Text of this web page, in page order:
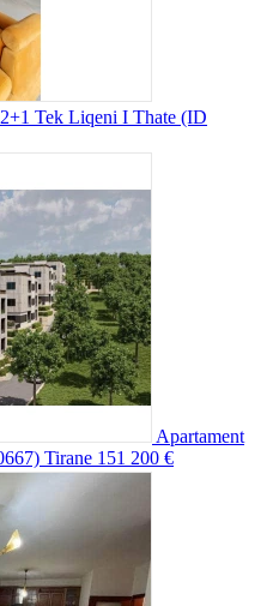
Tek Liqeni I Thate (ID
Apartament
Tirane 151 200 €